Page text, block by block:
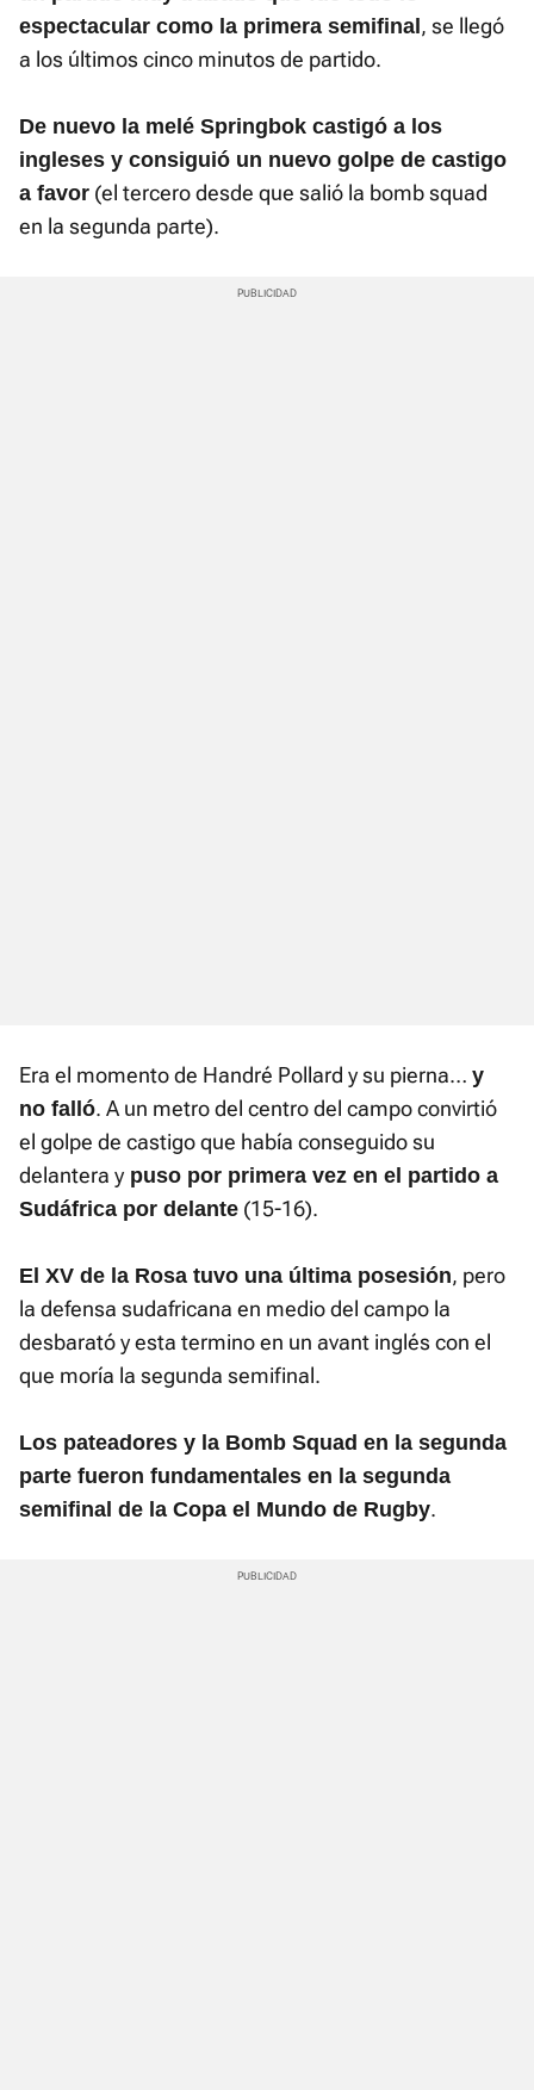
espectacular como la primera semifinal , se llegó
a los últimos cinco minutos de partido.
De nuevo la melé Springbok castigó a los
ingleses y consiguió un nuevo golpe de castigo
a favor (el tercero desde que salió la bomb squad
en la segunda parte).
Era el momento de Handré Pollard y su pierna… y
no falló. A un metro del centro del campo convirtió
el golpe de castigo que había conseguido su
delantera y puso por primera vez en el partido a
Sudáfrica por delante (15-16).
El XV de la Rosa tuvo una última posesión, pero
la defensa sudafricana en medio del campo la
desbarató y esta termino en un avant inglés con el
que moría la segunda semifinal.
Los pateadores y la Bomb Squad en la segunda
parte fueron fundamentales en la segunda
semifinal de la Copa el Mundo de Rugby.